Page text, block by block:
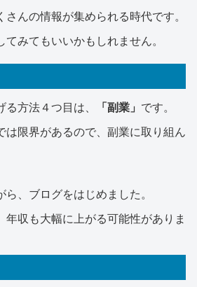
んの情報が集められる時代です。
みてもいいかもしれません。
方法４つ目は、 「副業」 です。
は限界があるので、副業に取り組ん
、ブログをはじめました。
収も大幅に上がる可能性がありま